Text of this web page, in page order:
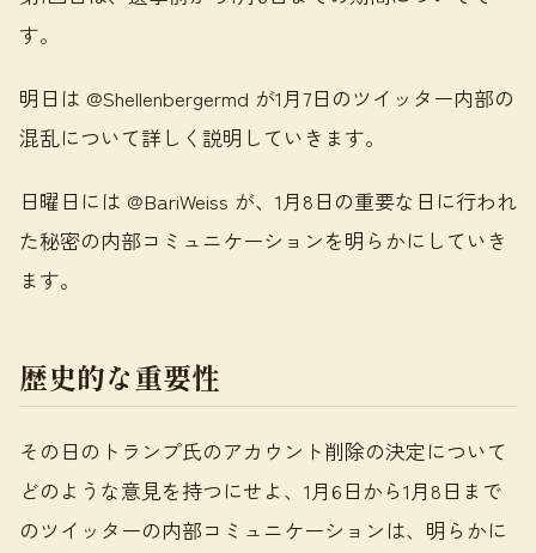
す。
明日は @Shellenbergermd が1月7日のツイッター内部の
混乱について詳しく説明していきます。
日曜日には @BariWeiss が、1月8日の重要な日に行われ
た秘密の内部コミュニケーションを明らかにしていき
ます。
歴史的な重要性
その日のトランプ氏のアカウント削除の決定について
どのような意見を持つにせよ、1月6日から1月8日まで
のツイッターの内部コミュニケーションは、明らかに